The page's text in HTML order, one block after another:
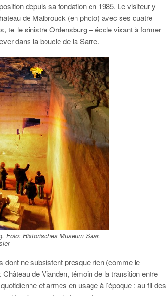
depuis sa fondation en 1985. Le visiteur y
de Malbrouck (en photo) avec ses quatre
tel le sinistre Ordensburg – école visant à former
dans la boucle de la Sarre.
Foto: Historisches Museum Saar,
dont ne subsistent presque rien (comme le
de Vianden, témoin de la transition entre
et armes en usage à l’époque : au fil des